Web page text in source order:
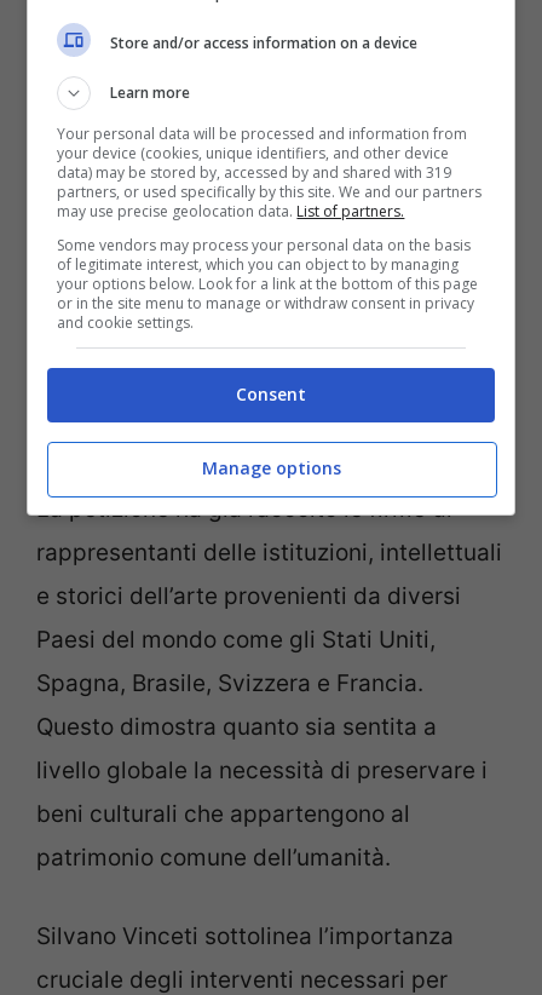
collegamento fisico tra diverse epoche
storiche ma anche un simbolo dell’unione
tra arte e natura che Leonardo Da Vinci ha
magistralmente rappresentato nelle sue
opere. Costruito per collegare la Via
Cassia Vetus con Firenze senza passare
per Arezzo, questo arco si trova nella
cosiddetta Valle dell’Inferno – un luogo che
sembra uscito direttamente dalle pagine di
una storia epica.
La petizione ha già raccolto le firme di
rappresentanti delle istituzioni, intellettuali
e storici dell’arte provenienti da diversi
Paesi del mondo come gli Stati Uniti,
Spagna, Brasile, Svizzera e Francia.
Questo dimostra quanto sia sentita a
livello globale la necessità di preservare i
beni culturali che appartengono al
patrimonio comune dell’umanità.
Silvano Vinceti sottolinea l’importanza
cruciale degli interventi necessari per
Store and/or access information on a device
Learn more
Your personal data will be processed and information from
your device (cookies, unique identifiers, and other device
data) may be stored by, accessed by and shared with 319
partners, or used specifically by this site. We and our partners
may use precise geolocation data. List of partners.
Some vendors may process your personal data on the basis
of legitimate interest, which you can object to by managing
your options below. Look for a link at the bottom of this page
or in the site menu to manage or withdraw consent in privacy
and cookie settings.
Consent
Manage options